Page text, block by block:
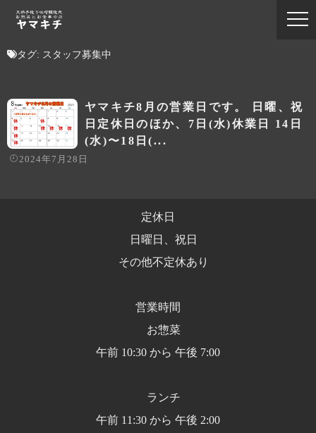
タグ: スタッフ募集中
ヤマキチ8月の営業日です。 日曜、祝
日定休日のほか、7日(水)休業日 14日
(水)〜18日(...
2024年7月28日
定休日
日曜日、祝日
その他不定休あり
営業時間
お惣菜
午前 10:30 から 午後 7:00
ランチ
午前 11:30 から 午後 2:00